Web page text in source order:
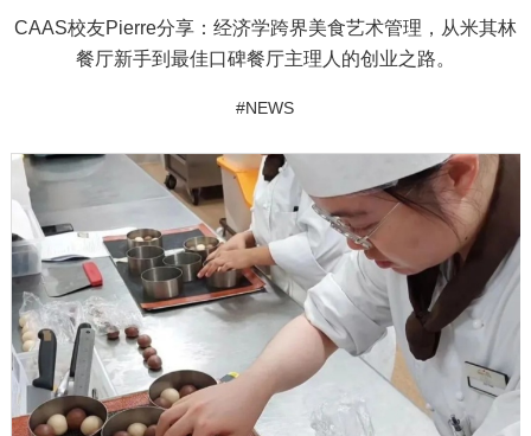
CAAS校友Pierre分享：经济学跨界美食艺术管理，从米其林
餐厅新手到最佳口碑餐厅主理人的创业之路。
#NEWS